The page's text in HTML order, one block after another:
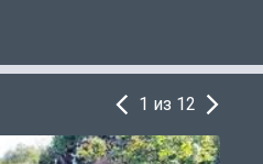
1 из 12